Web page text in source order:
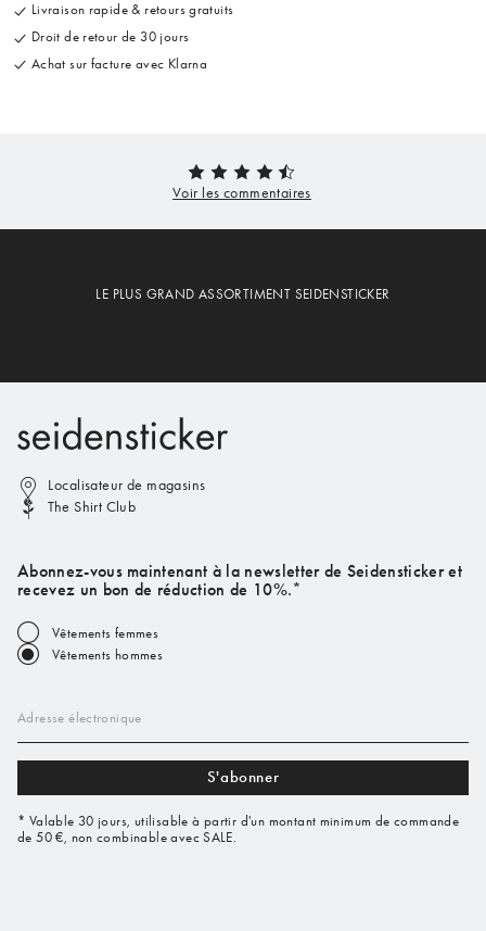
Livraison rapide & retours gratuits
Droit de retour de 30 jours
Achat sur facture avec Klarna
LE PLUS GRAND ASSORTIMENT SEIDENSTICKER
Localisateur de magasins
The Shirt Club
Abonnez-vous maintenant à la newsletter de Seidensticker et
recevez un bon de réduction de 10%.*
Vêtements femmes
Vêtements hommes
Adresse électronique
S'abonner
* Valable 30 jours, utilisable à partir d'un montant minimum de commande
de 50 €, non combinable avec SALE.